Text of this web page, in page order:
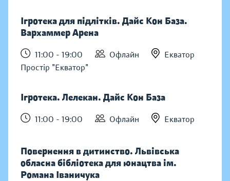
Ігротека для підлітків. Дайс Кон База.
Вархаммер Арена
11:00 - 19:00 Офлайн
Екватор
Простір "Екватор"
Ігротека. Лелекан. Дайс Кон База
11:00 - 19:00 Офлайн Екватор
Повернення в дитинство. Львівська
обласна бібліотека для юнацтва ім.
Романа Іваничука